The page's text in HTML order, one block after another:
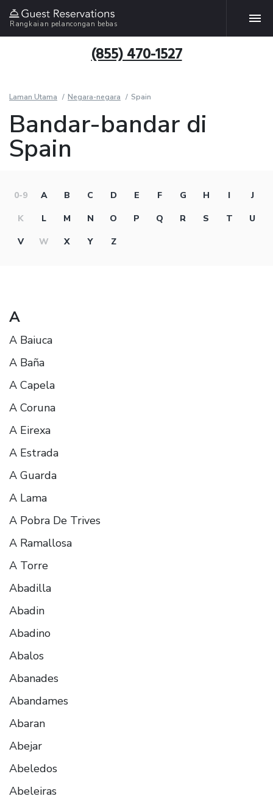
Rangkaian pelancongan bebas
(855) 470-1527
Laman Utama Negara-negara Spain
Bandar-bandar di
Spain
0-9 A B C D E F G H I
J
K
L M N O P Q R S T
U
V
W X Y Z
A
A Baiuca
A Baña
A Capela
A Coruna
A Eirexa
A Estrada
A Guarda
A Lama
A Pobra De Trives
A Ramallosa
A Torre
Abadilla
Abadin
Abadino
Abalos
Abanades
Abandames
Abaran
Abejar
Abeledos
Abeleiras